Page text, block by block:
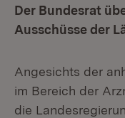
Der Bundesrat
Ausschüsse der
Angesichts der
im Bereich der
die